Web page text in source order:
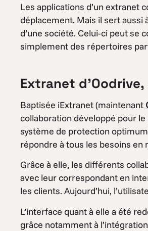
Les applications d’un extranet
déplacement. Mais il sert aussi
d’une société. Celui-ci peut se
simplement des répertoires
Extranet
Baptisée iExtranet (maintenant
collaboration développé pour
système de protection
répondre à tous les besoins en
Grâce à elle, les différents
avec leur correspondant en
les clients. Aujourd’hui,
L’interface quant à elle a été
grâce notamment à